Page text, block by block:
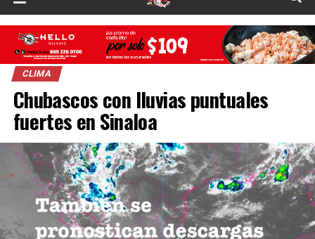
CLIMA
Chubascos con lluvias puntuales
fuertes en Sinaloa